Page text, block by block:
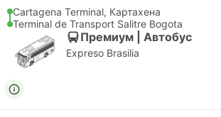
Cartagena Terminal, Картахена
Terminal de Transport Salitre Bogota
Премиум | Автобус
Expreso Brasilia